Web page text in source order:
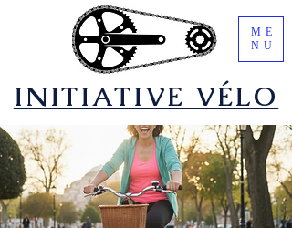
​INITIATIVE VÉLO
ME
NU